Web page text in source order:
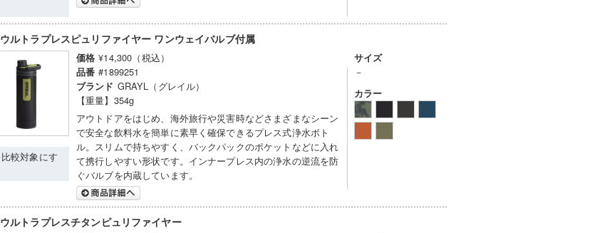
ウルトラプレスピュリファイヤー ワンウェイバルブ付属
比較対象にす
価格 ¥14,300（税込）
品番 #1899251
ブランド GRAYL（グレイル）
【重量】354g
アウトドアをはじめ、海外旅行や災害時などさまざまなシーン
で安全な飲料水を簡単に素早く確保できるプレス式浄水ボト
ル。スリムで持ちやすく、バックパックのポケットなどに入れ
て携行しやすい形状です。インナープレス内の浄水の逆流を防
ぐバルブを内蔵しています。
サイズ
－
カラー
ウルトラプレスチタンピュリファイヤー